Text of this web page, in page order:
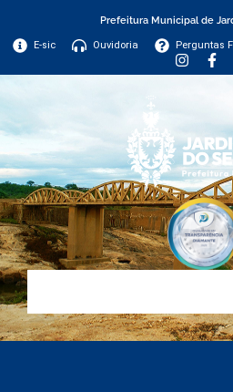
Prefeitura Municipal de
E-sic Ouvidoria Perguntas